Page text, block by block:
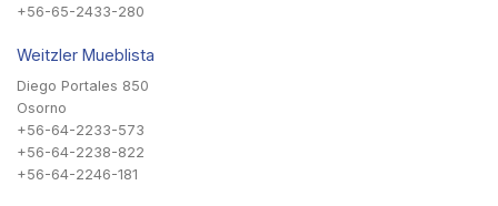
+56-65-2433-280
Weitzler Mueblista
Diego Portales 850
Osorno
+56-64-2233-573
+56-64-2238-822
+56-64-2246-181